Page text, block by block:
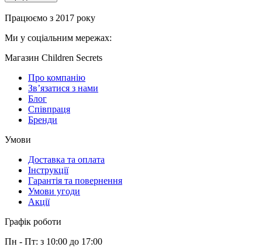
Працюємо з 2017 року
Ми у соціальним мережах:
Магазин Children Secrets
Про компанію
Зв’язатися з нами
Блог
Співпраця
Бренди
Умови
Доставка та оплата
Інструкції
Гарантія та повернення
Умови угоди
Акції
Графік роботи
Пн - Пт: з 10:00 до 17:00